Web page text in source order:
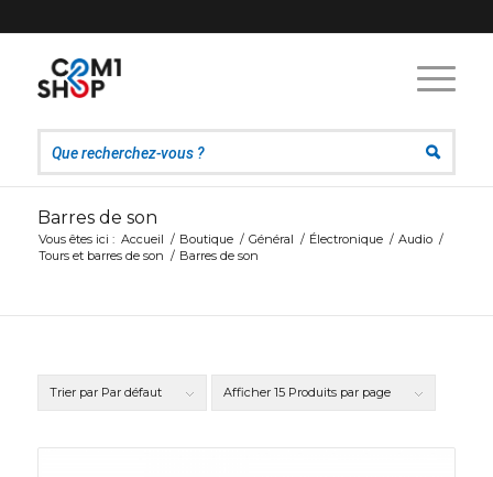
Barres de son
Vous êtes ici : Accueil / Boutique / Général / Électronique / Audio /
Tours et barres de son / Barres de son
Trier par Par défaut Afficher 15 Produits par page